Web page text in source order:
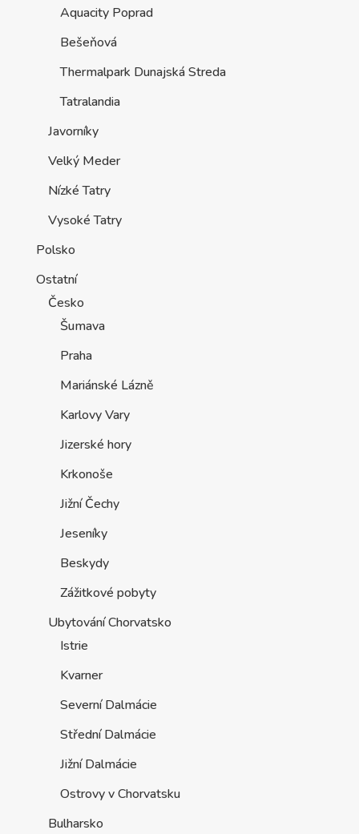
Aquacity Poprad
Bešeňová
Thermalpark Dunajská Streda
Tatralandia
Javorníky
Velký Meder
Nízké Tatry
Vysoké Tatry
Polsko
Ostatní
Česko
Šumava
Praha
Mariánské Lázně
Karlovy Vary
Jizerské hory
Krkonoše
Jižní Čechy
Jeseníky
Beskydy
Zážitkové pobyty
Ubytování Chorvatsko
Istrie
Kvarner
Severní Dalmácie
Střední Dalmácie
Jižní Dalmácie
Ostrovy v Chorvatsku
Bulharsko